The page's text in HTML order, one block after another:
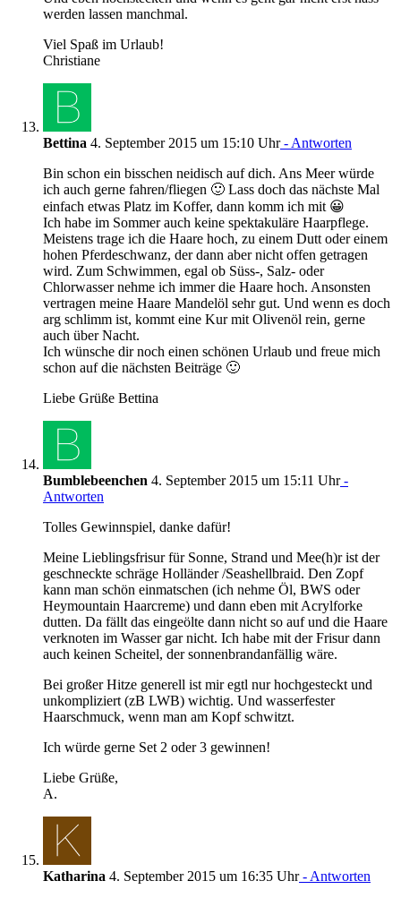
werden lassen manchmal.
Viel Spaß im Urlaub!
Christiane
Bettina 4. September 2015 um 15:10 Uhr- Antworten
Bin schon ein bisschen neidisch auf dich. Ans Meer würde
ich auch gerne fahren/fliegen 🙂 Lass doch das nächste Mal
einfach etwas Platz im Koffer, dann komm ich mit 😀
Ich habe im Sommer auch keine spektakuläre Haarpflege.
Meistens trage ich die Haare hoch, zu einem Dutt oder einem
hohen Pferdeschwanz, der dann aber nicht offen getragen
wird. Zum Schwimmen, egal ob Süss-, Salz- oder
Chlorwasser nehme ich immer die Haare hoch. Ansonsten
vertragen meine Haare Mandelöl sehr gut. Und wenn es doch
arg schlimm ist, kommt eine Kur mit Olivenöl rein, gerne
auch über Nacht.
Ich wünsche dir noch einen schönen Urlaub und freue mich
schon auf die nächsten Beiträge 🙂
Liebe Grüße Bettina
Bumblebeenchen 4. September 2015 um 15:11 Uhr-
Antworten
Tolles Gewinnspiel, danke dafür!
Meine Lieblingsfrisur für Sonne, Strand und Mee(h)r ist der
geschneckte schräge Holländer /Seashellbraid. Den Zopf
kann man schön einmatschen (ich nehme Öl, BWS oder
Heymountain Haarcreme) und dann eben mit Acrylforke
dutten. Da fällt das eingeölte dann nicht so auf und die Haare
verknoten im Wasser gar nicht. Ich habe mit der Frisur dann
auch keinen Scheitel, der sonnenbrandanfällig wäre.
Bei großer Hitze generell ist mir egtl nur hochgesteckt und
unkompliziert (zB LWB) wichtig. Und wasserfester
Haarschmuck, wenn man am Kopf schwitzt.
Ich würde gerne Set 2 oder 3 gewinnen!
Liebe Grüße,
A.
Katharina 4. September 2015 um 16:35 Uhr- Antworten